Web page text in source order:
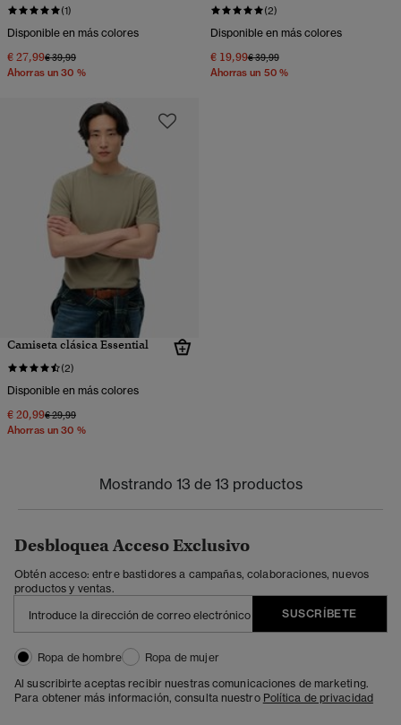
(1)
Disponible en más colores
€ 27,99Precio rebajado de
€ 39,99a
Ahorras un 30 %
(2)
Disponible en más colores
€ 19,99Precio rebajado de
€ 39,99a
Ahorras un 50 %
Camiseta clásica Essential
(2)
Disponible en más colores
€ 20,99Precio rebajado de
€ 29,99a
Ahorras un 30 %
Mostrando 13 de 13 productos
Desbloquea Acceso Exclusivo
Obtén acceso: entre bastidores a campañas, colaboraciones, nuevos
productos y ventas.
SUSCRÍBETE
Ropa de hombre
Ropa de mujer
Al suscribirte aceptas recibir nuestras comunicaciones de marketing.
Para obtener más información, consulta nuestro Política de privacidad